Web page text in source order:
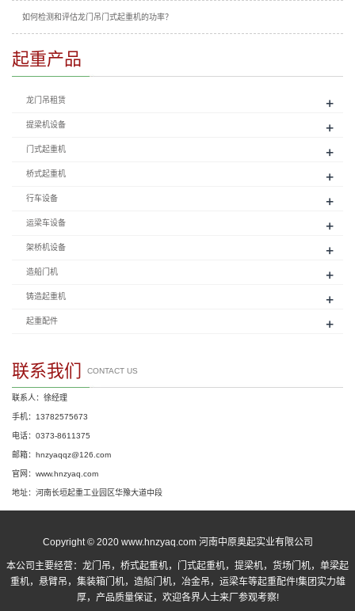
如何检测和评估龙门吊门式起重机的功率？
起重产品
龙门吊租赁 +
提梁机设备 +
门式起重机 +
桥式起重机 +
行车设备 +
运梁车设备 +
架桥机设备 +
造船门机 +
铸造起重机 +
起重配件 +
联系我们 CONTACT US
联系人：徐经理
手机：13782575673
电话：0373-8611375
邮箱：hnzyaqqz@126.com
官网：www.hnzyaq.com
地址：河南长垣起重工业园区华豫大道中段
Copyright © 2020 www.hnzyaq.com 河南中原奥起实业有限公司
本公司主要经营： 龙门吊 ， 桥式起重机， 门式起重机，提梁机，货场门机，单梁起
重机，悬臂吊，集装箱门机，造船门机，冶金吊，运梁车等起重配件!集团实力雄
厚，产品质量保证，欢迎各界人士来厂参观考察!